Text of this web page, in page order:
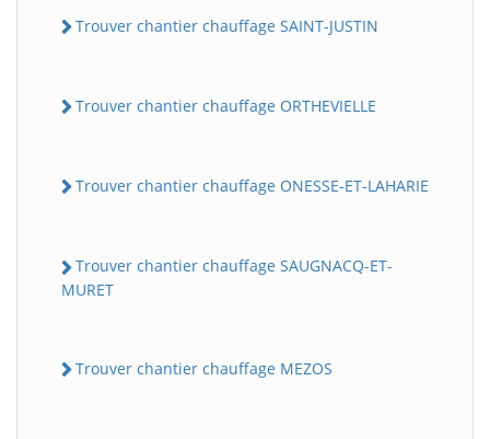
Trouver chantier chauffage SAINT-JUSTIN
Trouver chantier chauffage ORTHEVIELLE
Trouver chantier chauffage ONESSE-ET-LAHARIE
Trouver chantier chauffage SAUGNACQ-ET-
MURET
Trouver chantier chauffage MEZOS